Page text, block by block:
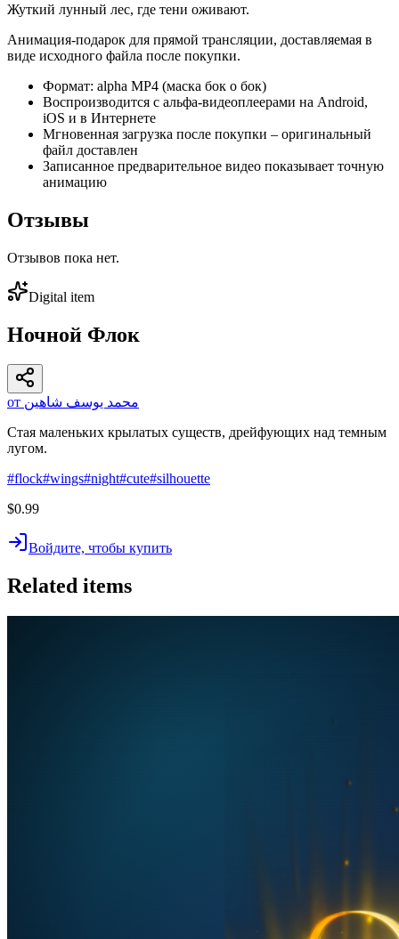
Жуткий лунный лес, где тени оживают.
Анимация-подарок для прямой трансляции, доставляемая в
виде исходного файла после покупки.
Формат: alpha MP4 (маска бок о бок)
Воспроизводится с альфа-видеоплеерами на Android,
iOS и в Интернете
Мгновенная загрузка после покупки – оригинальный
файл доставлен
Записанное предварительное видео показывает точную
анимацию
Отзывы
Отзывов пока нет.
Digital item
Ночной Флок
от محمد يوسف شاهين
Стая маленьких крылатых существ, дрейфующих над темным
лугом.
#flock#wings#night#cute#silhouette
$0.99
Войдите, чтобы купить
Related items